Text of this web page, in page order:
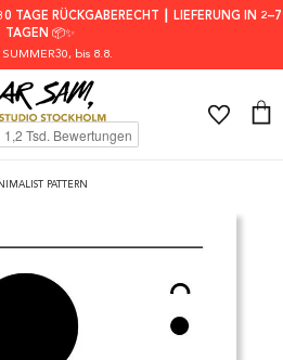
TAGE RÜCKGABERECHT ┃ LIEFERUNG IN 2–7
TAGEN 📦✨
, bis 8.8.
PATTERN